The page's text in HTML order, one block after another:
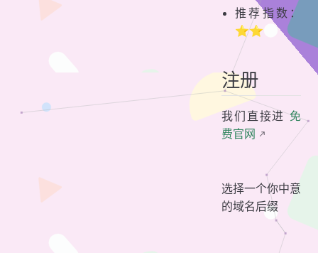
推荐指数：
⭐⭐
注册
我们直接进免
费官网
选择一个你中意
的域名后缀